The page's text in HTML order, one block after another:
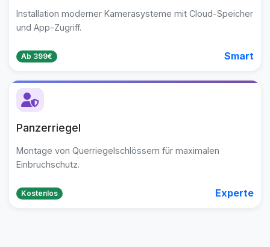
Installation moderner Kamerasysteme mit Cloud-Speicher
und App-Zugriff.
Ab 399€ Smart
Panzerriegel
Montage von Querriegelschlössern für maximalen
Einbruchschutz.
Kostenlos Experte